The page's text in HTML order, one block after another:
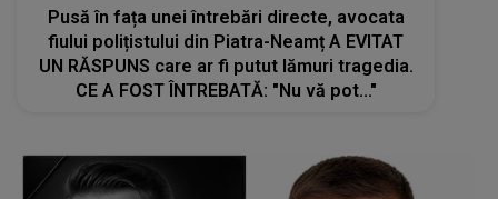
Pusă în fața unei întrebări directe, avocata
fiului polițistului din Piatra-Neamț A EVITAT
UN RĂSPUNS care ar fi putut lămuri tragedia.
CE A FOST ÎNTREBATĂ: "Nu vă pot..."